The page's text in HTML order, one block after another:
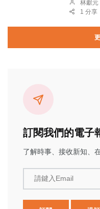
林獻元
1 分享
訂閱我們的電子
了解時事、接收新知、
請鍵入Email